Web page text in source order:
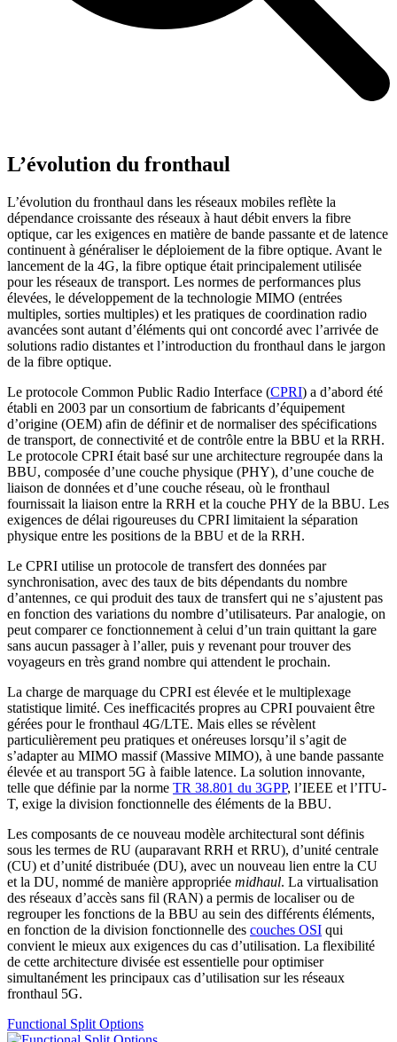
L’évolution du fronthaul
L’évolution du fronthaul dans les réseaux mobiles reflète la
dépendance croissante des réseaux à haut débit envers la fibre
optique, car les exigences en matière de bande passante et de latence
continuent à généraliser le déploiement de la fibre optique. Avant le
lancement de la 4G, la fibre optique était principalement utilisée
pour les réseaux de transport. Les normes de performances plus
élevées, le développement de la technologie MIMO (entrées
multiples, sorties multiples) et les pratiques de coordination radio
avancées sont autant d’éléments qui ont concordé avec l’arrivée de
solutions radio distantes et l’introduction du fronthaul dans le jargon
de la fibre optique.
Le protocole Common Public Radio Interface (CPRI) a d’abord été
établi en 2003 par un consortium de fabricants d’équipement
d’origine (OEM) afin de définir et de normaliser des spécifications
de transport, de connectivité et de contrôle entre la BBU et la RRH.
Le protocole CPRI était basé sur une architecture regroupée dans la
BBU, composée d’une couche physique (PHY), d’une couche de
liaison de données et d’une couche réseau, où le fronthaul
fournissait la liaison entre la RRH et la couche PHY de la BBU. Les
exigences de délai rigoureuses du CPRI limitaient la séparation
physique entre les positions de la BBU et de la RRH.
Le CPRI utilise un protocole de transfert des données par
synchronisation, avec des taux de bits dépendants du nombre
d’antennes, ce qui produit des taux de transfert qui ne s’ajustent pas
en fonction des variations du nombre d’utilisateurs. Par analogie, on
peut comparer ce fonctionnement à celui d’un train quittant la gare
sans aucun passager à l’aller, puis y revenant pour trouver des
voyageurs en très grand nombre qui attendent le prochain.
La charge de marquage du CPRI est élevée et le multiplexage
statistique limité. Ces inefficacités propres au CPRI pouvaient être
gérées pour le fronthaul 4G/LTE. Mais elles se révèlent
particulièrement peu pratiques et onéreuses lorsqu’il s’agit de
s’adapter au MIMO massif (Massive MIMO), à une bande passante
élevée et au transport 5G à faible latence. La solution innovante,
telle que définie par la norme TR 38.801 du 3GPP, l’IEEE et l’ITU-
T, exige la division fonctionnelle des éléments de la BBU.
Les composants de ce nouveau modèle architectural sont définis
sous les termes de RU (auparavant RRH et RRU), d’unité centrale
(CU) et d’unité distribuée (DU), avec un nouveau lien entre la CU
et la DU, nommé de manière appropriée midhaul. La virtualisation
des réseaux d’accès sans fil (RAN) a permis de localiser ou de
regrouper les fonctions de la BBU au sein des différents éléments,
en fonction de la division fonctionnelle des couches OSI qui
convient le mieux aux exigences du cas d’utilisation. La flexibilité
de cette architecture divisée est essentielle pour optimiser
simultanément les principaux cas d’utilisation sur les réseaux
fronthaul 5G.
Functional Split Options